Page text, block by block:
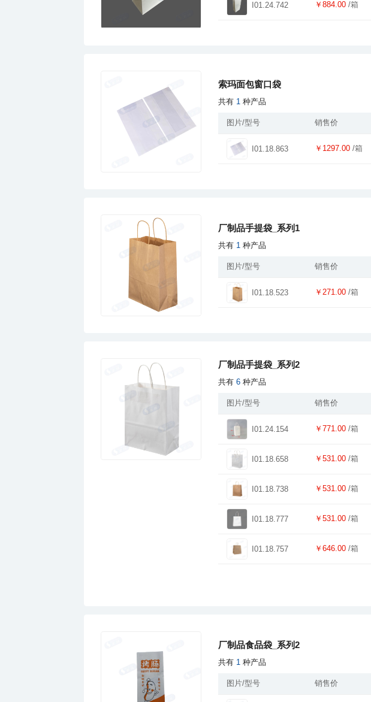
I01.24.742 ￥884.00 /箱
索玛面包窗口袋
共有 1 种产品
图片/型号 销售价
I01.18.863 ￥1297.00 /箱
厂制品手提袋_系列1
共有 1 种产品
图片/型号 销售价
I01.18.523 ￥271.00 /箱
厂制品手提袋_系列2
共有 6 种产品
图片/型号 销售价
I01.24.154 ￥771.00 /箱
I01.18.658 ￥531.00 /箱
I01.18.738 ￥531.00 /箱
I01.18.777 ￥531.00 /箱
I01.18.757 ￥646.00 /箱
厂制品食品袋_系列2
共有 1 种产品
图片/型号 销售价